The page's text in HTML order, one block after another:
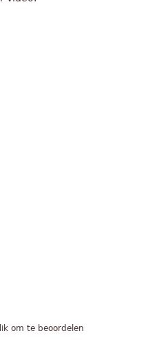
om te beoordelen